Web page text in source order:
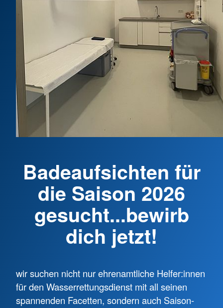
Badeaufsichten für
die Saison 2026
gesucht...bewirb
dich jetzt!
wir suchen nicht nur ehrenamtliche Helfer:innen
für den Wasserrettungsdienst mit all seinen
spannenden Facetten, sondern auch Saison-